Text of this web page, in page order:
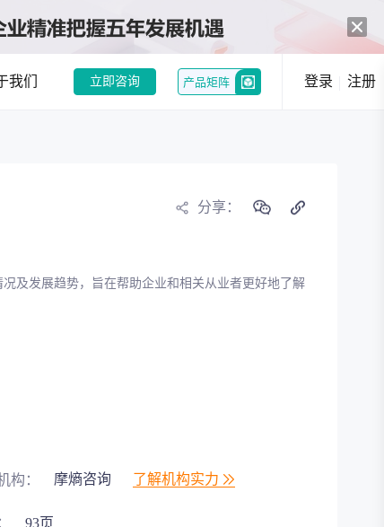
现潜在机会
我们 立即咨询 产品矩阵 登录 注册
分享：
及发展趋势，旨在帮助企业和相关从业者更好地了解
构： 摩熵咨询 了解机构实力
93页